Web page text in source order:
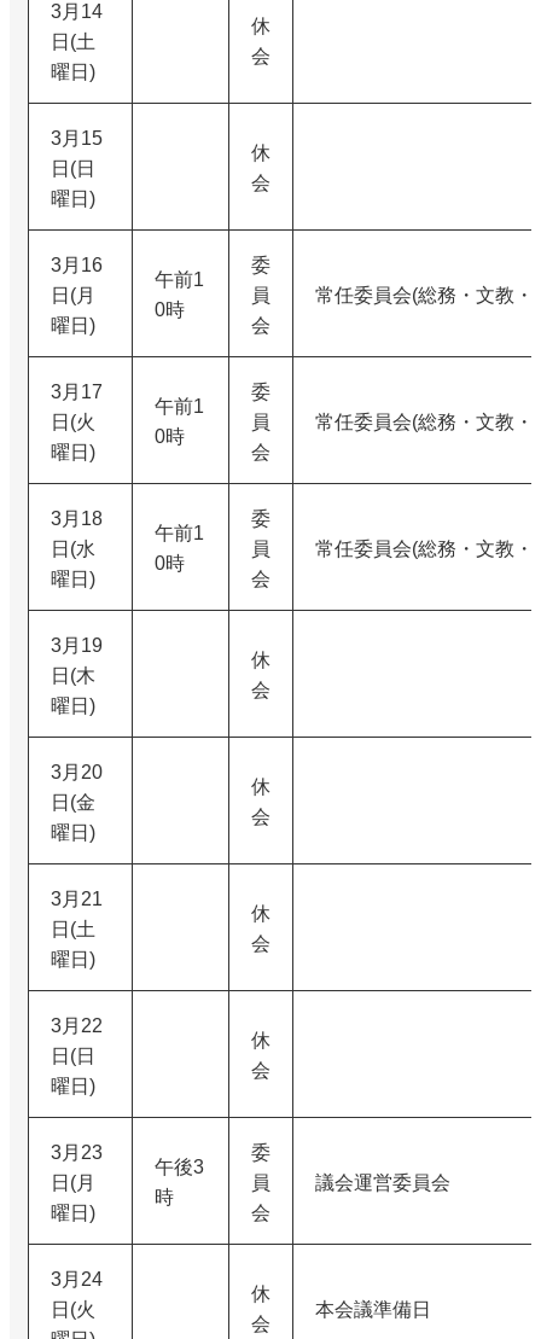
3月14
日(土
曜日)
休
会
3月15
日(日
曜日)
休
会
3月16
日(月
曜日)
午前1
0時
委
員
会
常任委員会(総務・文教
3月17
日(火
曜日)
午前1
0時
委
員
会
常任委員会(総務・文教
3月18
日(水
曜日)
午前1
0時
委
員
会
常任委員会(総務・文教
3月19
日(木
曜日)
休
会
3月20
日(金
曜日)
休
会
3月21
日(土
曜日)
休
会
3月22
日(日
曜日)
休
会
3月23
日(月
曜日)
午後3
時
委
員
会
議会運営委員会
3月24
日(火
休
会
本会議準備日